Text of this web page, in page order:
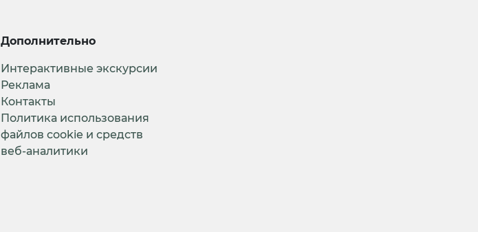
Дополнительно
Интерактивные экскурсии
Реклама
Контакты
Политика использования
файлов cookie и средств
веб-аналитики